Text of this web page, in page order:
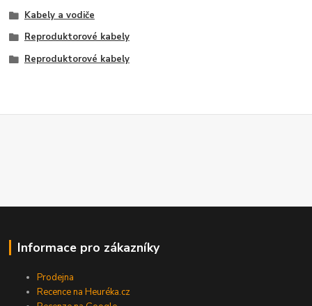
Kabely a vodiče
Reproduktorové kabely
Reproduktorové kabely
Informace pro zákazníky
Prodejna
Recence na Heuréka.cz